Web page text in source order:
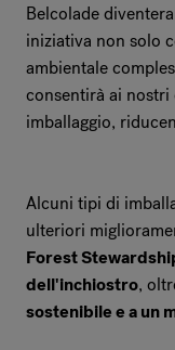
Belcolade
iniziativa non solo
ambientale
consentirà ai
imballaggio,
Alcuni tipi di
ulteriori
Forest
dell'inchiostro,
sostenibile e a un